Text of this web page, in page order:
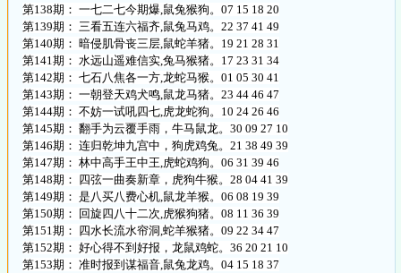
第138期： 一七二七今期爆,鼠兔猴狗。07 15 18 20
第139期： 三看五连六福齐,鼠兔马鸡。22 37 41 49
第140期： 暗侵肌骨丧三层,鼠蛇羊猪。19 21 28 31
第141期： 水远山遥难信实,兔马猴猪。17 23 31 34
第142期： 七石八焦各一方,龙蛇马猴。01 05 30 41
第143期： 一朝登天鸡犬鸣,鼠龙马猪。23 44 46 47
第144期： 不妨一试吼四七,虎龙蛇狗。10 24 26 46
第145期： 翻手为云覆手雨，牛马鼠龙。30 09 27 10
第146期： 连归乾坤九宫中，狗虎鸡兔。21 38 49 39
第147期： 林中高手王中王,虎蛇鸡狗。06 31 39 46
第148期： 四弦一曲奏新章，虎狗牛猴。28 04 41 39
第149期： 是八买八费心机,鼠龙羊猴。06 08 19 39
第150期： 回旋四八十二次,虎猴狗猪。08 11 36 39
第151期： 四水长流水帘洞,蛇羊猴猪。09 22 34 47
第152期： 好心得不到好报，龙鼠鸡蛇。36 20 21 10
第153期： 准时报到谋福音,鼠兔龙鸡。04 15 18 37